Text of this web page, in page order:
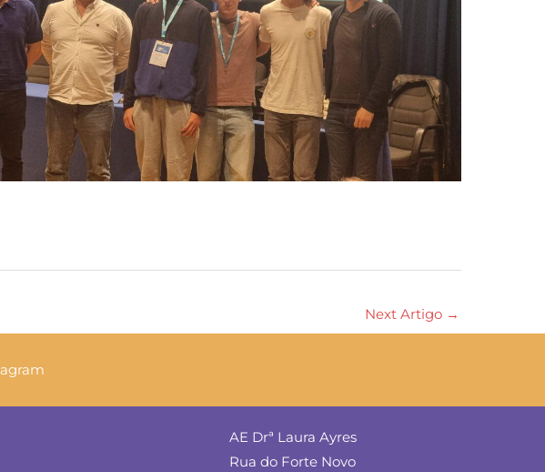
Next Artigo →
AE Drª Laura Ayres
Rua do Forte Novo